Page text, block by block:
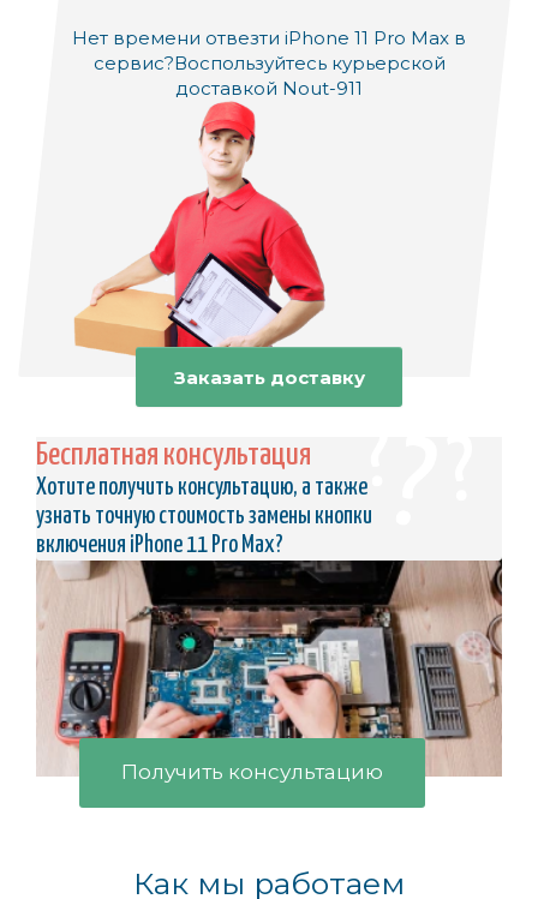
Нет времени отвезти iPhone 11 Pro Max в
сервис?Воспользуйтесь курьерской
доставкой Nout-911
Заказать доставку
Бесплатная консультация
Хотите получить консультацию, а также
узнать точную стоимость замены кнопки
включения iPhone 11 Pro Max?
Получить консультацию
Как мы работаем